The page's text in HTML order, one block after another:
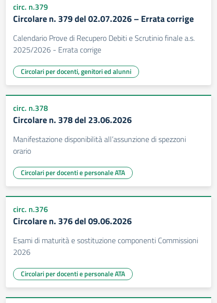
circ. n.379
Circolare n. 379 del 02.07.2026 – Errata corrige
Calendario Prove di Recupero Debiti e Scrutinio finale a.s.
2025/2026 - Errata corrige
Circolari per docenti, genitori ed alunni
circ. n.378
Circolare n. 378 del 23.06.2026
Manifestazione disponibilità all’assunzione di spezzoni
orario
Circolari per docenti e personale ATA
circ. n.376
Circolare n. 376 del 09.06.2026
Esami di maturità e sostituzione componenti Commissioni
2026
Circolari per docenti e personale ATA